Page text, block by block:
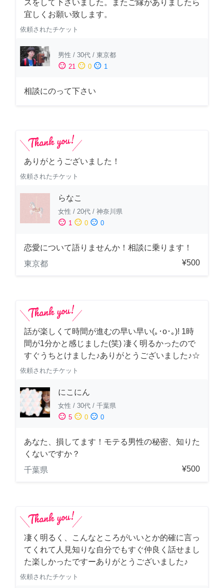
スをして下さいました。またご縁がありましたら
宜しくお願い致します。
依頼されたチケット
男性 / 30代 / 東京都
sentiment_satisfied 21 sentiment_neutral 0 sentiment_dissatisfied 1
相談にのって下さい
ありがとうございました！
依頼されたチケット
らなこ
女性 / 20代 / 神奈川県
sentiment_satisfied 1 sentiment_neutral 0 sentiment_dissatisfied 0
恋愛について語りませんか！相談に乗ります！
東京都
¥500
話が楽しくて時間が進むの早い早い(｡･о･｡)! 1時
間が1分かと感じました(笑) 凄く明るかったので
すぐうちとけました♪ありがとうございました♪☆
依頼されたチケット
にこにん
女性 / 30代 / 千葉県
sentiment_satisfied 5 sentiment_neutral 0 sentiment_dissatisfied 0
あなた、損してます！モテる男性の秘密、知りた
くないですか？
千葉県
¥500
凄く明るく、こんなところがいいとか的確に言っ
てくれて人見知りな自分でもすぐ仲良く話せまし
た楽しかったですーありがとうございました♪
依頼されたチケット